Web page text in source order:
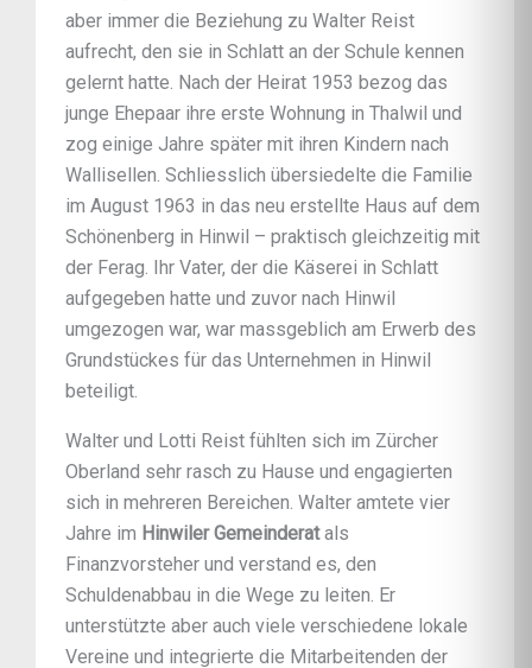
aber immer die Beziehung zu Walter Reist
aufrecht, den sie in Schlatt an der Schule kennen
gelernt hatte. Nach der Heirat 1953 bezog das
junge Ehepaar ihre erste Wohnung in Thalwil und
zog einige Jahre später mit ihren Kindern nach
Wallisellen. Schliesslich übersiedelte die Familie
im August 1963 in das neu erstellte Haus auf dem
Schönenberg in Hinwil – praktisch gleichzeitig mit
der Ferag. Ihr Vater, der die Käserei in Schlatt
aufgegeben hatte und zuvor nach Hinwil
umgezogen war, war massgeblich am Erwerb des
Grundstückes für das Unternehmen in Hinwil
beteiligt.
Walter und Lotti Reist fühlten sich im Zürcher
Oberland sehr rasch zu Hause und engagierten
sich in mehreren Bereichen. Walter amtete vier
Jahre im Hinwiler Gemeinderatals
Finanzvorsteher und verstand es, den
Schuldenabbau in die Wege zu leiten. Er
unterstützte aber auch viele verschiedene lokale
Vereine und integrierte die Mitarbeitenden der